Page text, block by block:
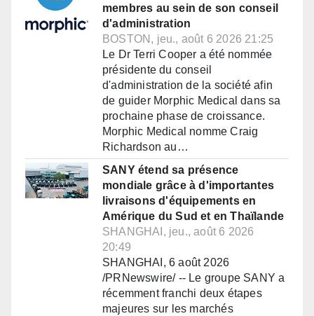
membres au sein de son conseil
d'administration
BOSTON, jeu., août 6 2026 21:25
Le Dr Terri Cooper a été nommée
présidente du conseil
d'administration de la société afin
de guider Morphic Medical dans sa
prochaine phase de croissance.
Morphic Medical nomme Craig
Richardson au…
SANY étend sa présence
mondiale grâce à d'importantes
livraisons d'équipements en
Amérique du Sud et en Thaïlande
SHANGHAI, jeu., août 6 2026
20:49
SHANGHAI, 6 août 2026
/PRNewswire/ -- Le groupe SANY a
récemment franchi deux étapes
majeures sur les marchés